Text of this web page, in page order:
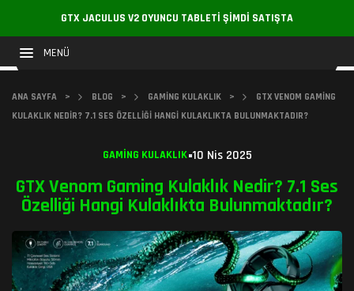
JACULUS V2 OYUNCU TABLETI ŞIMDI SATIŞTA
MENÜ
ANA SAYFA > BLOG > GAMING KULAKLIK >
GTX VENOM GAMING
KULAKLIK NEDIR? 7.1 SES ÖZELLIĞI HANGI KULAKLIKTA BULUNMAKTADIR?
GAMING KULAKLIK 10 Nis 2025
GTX Venom Gaming Kulaklık Nedir? 7.1 Ses
Özelliği Hangi Kulaklıkta Bulunmaktadır?